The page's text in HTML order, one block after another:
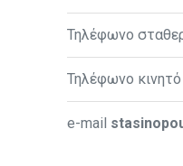
Τηλέφωνο
Τηλέφωνο κινητό
e-mail